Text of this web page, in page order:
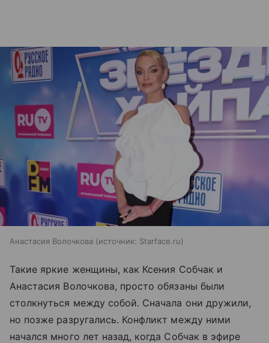
Анастасия Волочкова источник: Starface.ru
Такие яркие женщины, как Ксения Собчак и
Анастасия Волочкова, просто обязаны были
столкнуться между собой. Сначала они дружили,
но позже разругались. Конфликт между ними
начался много лет назад, когда Собчак в эфире